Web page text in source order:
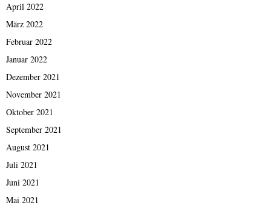
April 2022
März 2022
Februar 2022
Januar 2022
Dezember 2021
November 2021
Oktober 2021
September 2021
August 2021
Juli 2021
Juni 2021
Mai 2021